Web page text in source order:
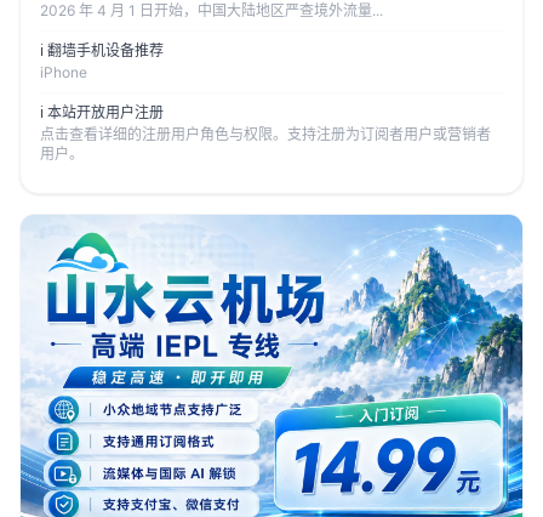
2026 年 4 月 1 日开始，中国大陆地区严查境外流量...
ℹ️ 翻墙手机设备推荐
iPhone
ℹ️ 本站开放用户注册
点击查看详细的注册用户角色与权限。支持注册为订阅者用户或营销者
用户。